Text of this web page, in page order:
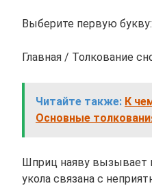
Выберите первую букву:
Главная / Толкование
Читайте также: К
Основные
Шприц наяву вызывает
укола связана с